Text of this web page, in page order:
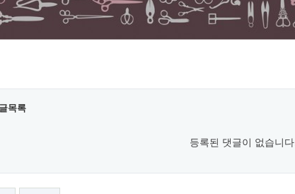
목록
등록된 댓글이 없습니다.